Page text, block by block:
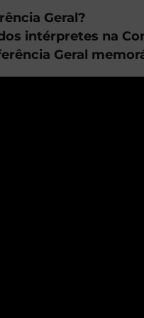
Geral?
intérpretes na
Geral